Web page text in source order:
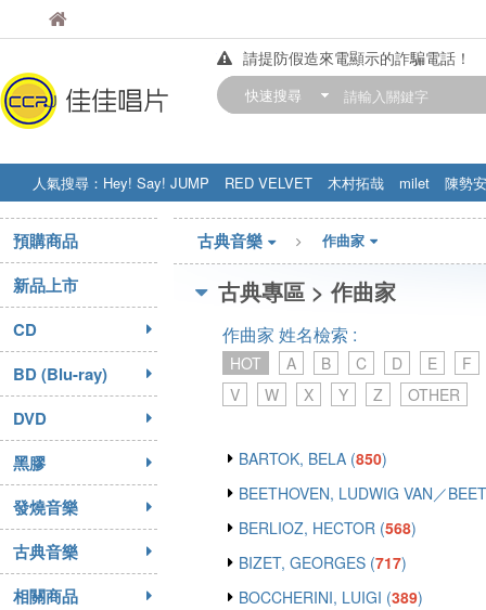
佳佳唱片
請提防假造來電顯示的詐騙電話！
【中華門市營業時間調整公告】
快速搜尋
人氣搜尋： Hey! Say! JUMP RED VELVET 木村拓哉 milet
陳勢安
STRAY KIDS
盧廣仲 周杰伦
預購商品
新品上市
CD
BD (Blu-ray)
DVD
黑膠
發燒音樂
古典音樂
相關商品
古典音樂 作曲家
古典專區 > 作曲家
作曲家 姓名檢索 :
HOT A B C D E
F
V
W X Y Z OTHER
BARTOK, BELA (850)
BEETHOVEN, LUDWIG VAN／
BERLIOZ, HECTOR (568)
BIZET, GEORGES (717)
BOCCHERINI, LUIGI (389)